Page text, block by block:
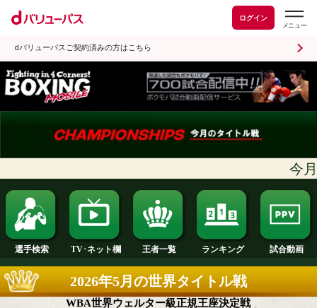
ログイン
dバリューパスご契約済みの方はこちら
TV･ネット欄 王者一覧 ランキング